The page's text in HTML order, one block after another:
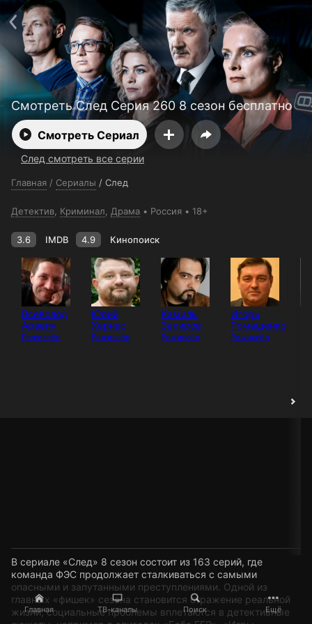
Главная ТВ-каналы Поиск Ещё
Смотреть След Серия 260 8 сезон бесплатно
Смотреть Сериал
След смотреть все серии
Главная / Сериалы / След
Детектив Криминал Драма Россия 18+
3.6 IMDB 4.9 Кинопоиск
Всеволод
Аравин
Режиссёр
Юрий
Харнас
Режиссёр
Камиль
Закиров
Режиссёр
Игорь
Ромащенко
Режиссёр
В сериале «След» 8 сезон состоит из 163 серий, где
команда ФЭС продолжает сталкиваться с самыми
опасными и запутанными преступлениями. Одной из
главных «фишек» сезона становится отражение реальной
жизни, социальные проблемы вплетаются в детективные
Поддержка:support@24h.tv
О сервисе
Пользовательское соглашение
Политика конфиденциальности
Для партнёров
Открыть приложение
Ввести промокод
Установить на ТВ
Бесплатные каналы Контакты